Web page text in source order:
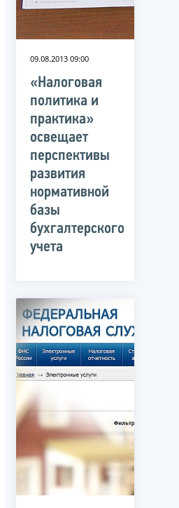
09.08.2013 09:00
«Налоговая
политика и
практика»
освещает
перспективы
развития
нормативной
базы
бухгалтерского
учета